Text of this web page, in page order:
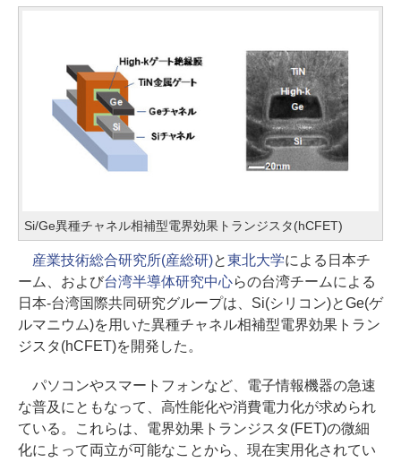
Si/Ge異種チャネル相補型電界効果トランジスタ(hCFET)
産業技術総合研究所(産総研)と東北大学による日本チ
ーム、および台湾半導体研究中心らの台湾チームによる
日本-台湾国際共同研究グループは、Si(シリコン)とGe(ゲ
ルマニウム)を用いた異種チャネル相補型電界効果トラン
ジスタ(hCFET)を開発した。
パソコンやスマートフォンなど、電子情報機器の急速
な普及にともなって、高性能化や消費電力化が求められ
ている。これらは、電界効果トランジスタ(FET)の微細
化によって両立が可能なことから、現在実用化されてい